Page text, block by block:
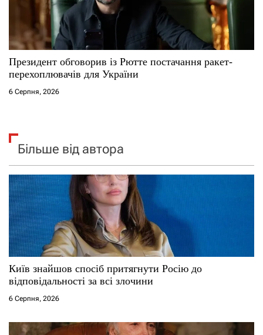
Президент обговорив із Рютте постачання ракет-
перехоплювачів для України
6 Серпня, 2026
Більше від автора
Київ знайшов спосіб притягнути Росію до
відповідальності за всі злочини
6 Серпня, 2026